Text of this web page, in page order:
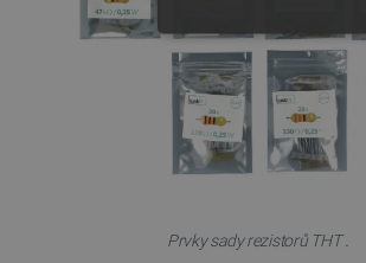
Prvky sady rezistorů THT.
NEZBYTNĚ
FUNKČNÍ
Nezbytně nutné soubory